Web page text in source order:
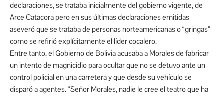
declaraciones, se trataba inicialmente del gobierno vigente, de
Arce Catacora pero en sus últimas declaraciones emitidas
aseveró que se trataba de personas norteamericanas o “gringas”
como se refirió explícitamente el líder cocalero.
Entre tanto, el Gobierno de Bolivia acusaba a Morales de fabricar
un intento de magnicidio para ocultar que no se detuvo ante un
control policial en una carretera y que desde su vehículo se
disparó a agentes. “Señor Morales, nadie le cree el teatro que ha